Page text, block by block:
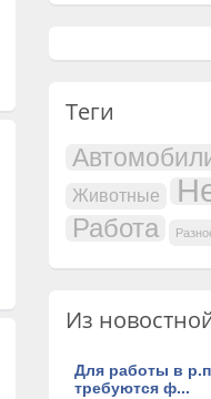
Теги
Животные
Работа
Из
Для работы в
требуются ф...